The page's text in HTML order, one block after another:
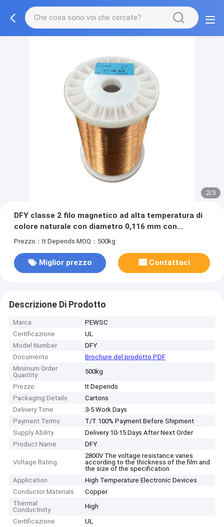
2/3
DFY classe 2 filo magnetico ad alta temperatura di
colore naturale con diametro 0,116 mm con
standard IEC
Prezzo：It Depends MOQ：500kg
Miglior prezzo Contattaci
Descrizione Di Prodotto
Marca
PEWSC
Certificazione
UL
Model Number
DFY
Documento
Brochure del prodotto PDF
Minimum Order
Quantity
500kg
Prezzo
It Depends
Packaging Details
Cartons
Delivery Time
3-5 Work Days
Payment Terms
T/T 100% Payment Before Shipment
Supply Ability
Delivery 10-15 Days After Next Order
Product Name
DFY
Voltage Rating
2800V The voltage resistance varies
according to the thickness of the film and
the size of the specification
Application
High Temperature Electronic Devices
Conductor Materials
Copper
Thermal
Conductivity
High
Certificazione
UL